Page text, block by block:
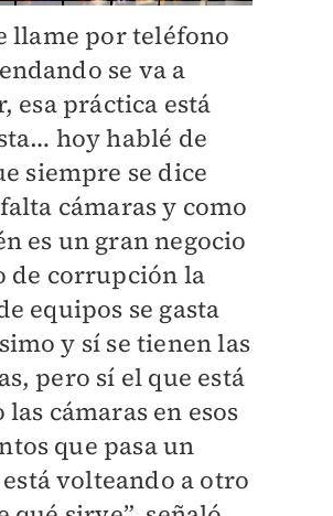
llame por teléfono
se va a
esa práctica está
hoy hablé de
siempre se dice
cámaras y como
es un gran negocio
de corrupción la
equipos se gasta
y sí se tienen las
pero sí el que está
cámaras en esos
que pasa un
volteando a otro